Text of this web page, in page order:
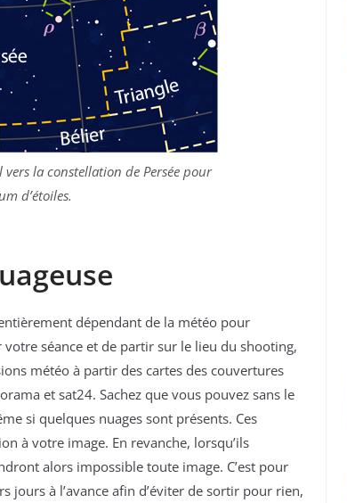
la constellation de Persée pour
d’étoiles.
dépendant de la météo pour
séance et de partir sur le lieu du shooting,
météo à partir des cartes des couvertures
et sat24. Sachez que vous pouvez sans le
si quelques nuages sont présents. Ces
à votre image. En revanche, lorsqu’ils
alors impossible toute image. C’est pour
jours à l’avance afin d’éviter de sortir pour rien,